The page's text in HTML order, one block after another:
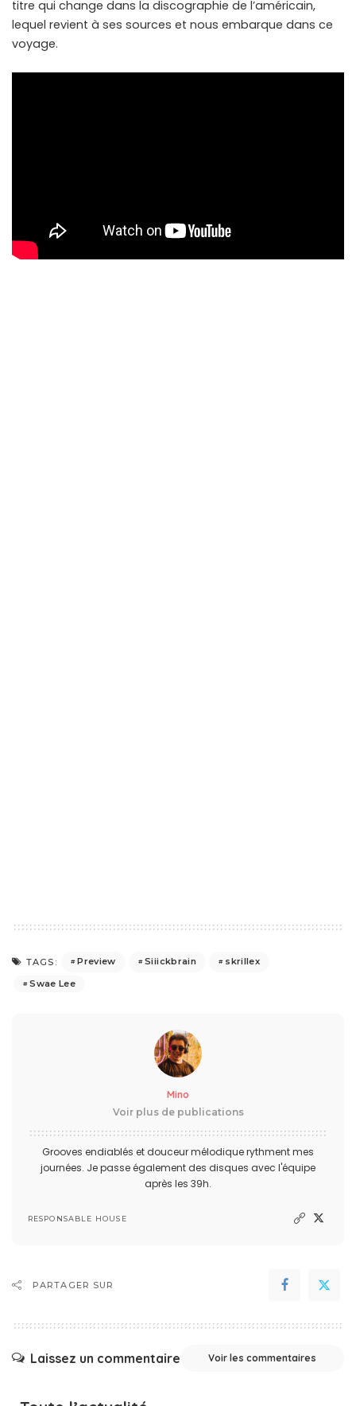
titre qui change dans la discographie de l’américain,
lequel revient à ses sources et nous embarque dans ce
voyage.
TAGS: Preview Siiickbrain
skrillex
Swae Lee
Mino
Voir plus de publications
Grooves endiablés et douceur mélodique rythment mes
journées. Je passe également des disques avec l'équipe
après les 39h.
RESPONSABLE HOUSE
PARTAGER SUR
Laissez un commentaire Voir les commentaires